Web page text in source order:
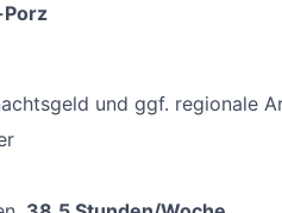
und ggf. regionale